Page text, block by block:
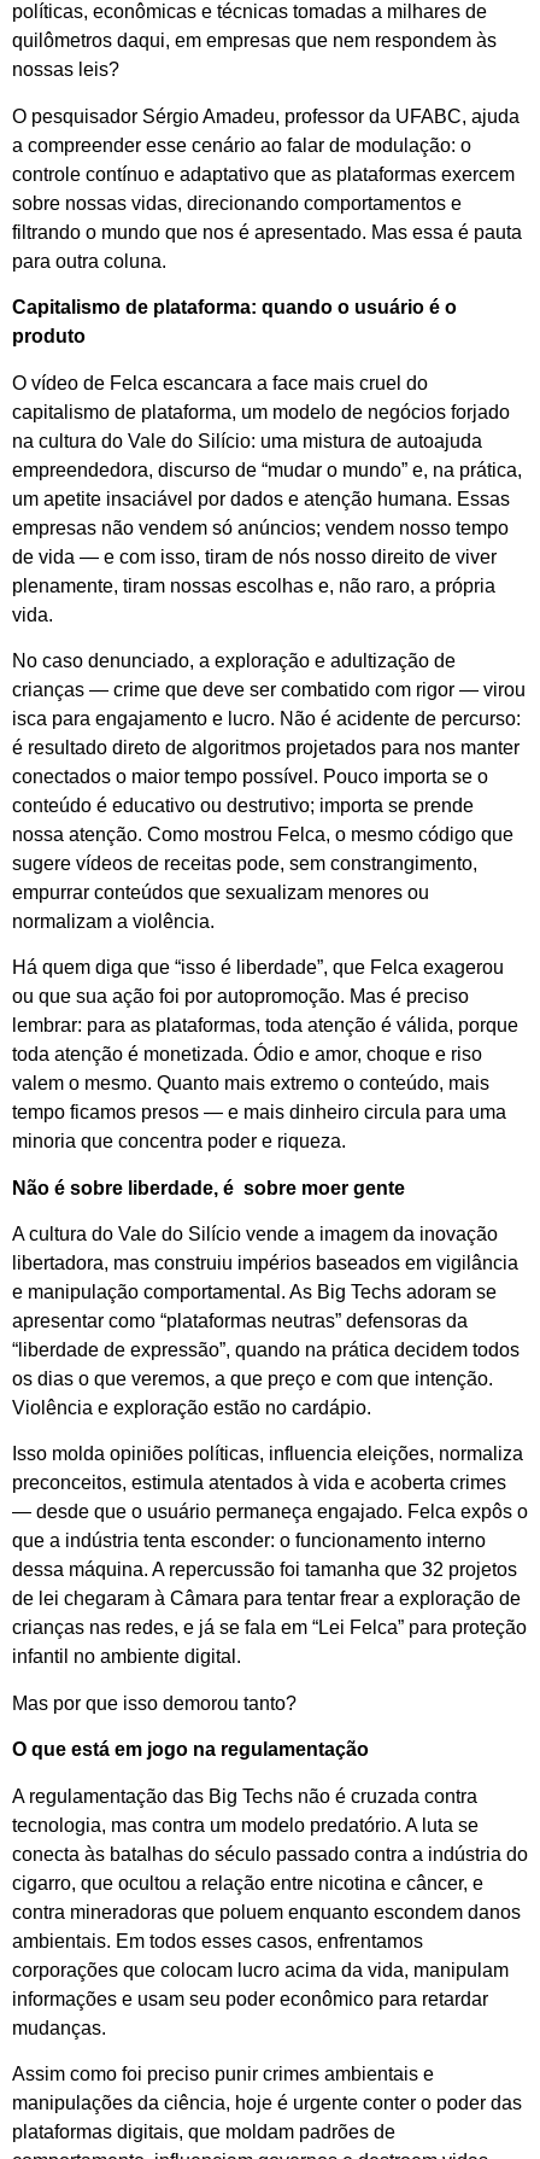
políticas, econômicas e técnicas tomadas a milhares de
quilômetros daqui, em empresas que nem respondem às
nossas leis?
O pesquisador Sérgio Amadeu, professor da UFABC, ajuda
a compreender esse cenário ao falar de modulação: o
controle contínuo e adaptativo que as plataformas exercem
sobre nossas vidas, direcionando comportamentos e
filtrando o mundo que nos é apresentado. Mas essa é pauta
para outra coluna.
Capitalismo de plataforma: quando o usuário é o
produto
O vídeo de Felca escancara a face mais cruel do
capitalismo de plataforma, um modelo de negócios forjado
na cultura do Vale do Silício: uma mistura de autoajuda
empreendedora, discurso de “mudar o mundo” e, na prática,
um apetite insaciável por dados e atenção humana. Essas
empresas não vendem só anúncios; vendem nosso tempo
de vida — e com isso, tiram de nós nosso direito de viver
plenamente, tiram nossas escolhas e, não raro, a própria
vida.
No caso denunciado, a exploração e adultização de
crianças — crime que deve ser combatido com rigor — virou
isca para engajamento e lucro. Não é acidente de percurso:
é resultado direto de algoritmos projetados para nos manter
conectados o maior tempo possível. Pouco importa se o
conteúdo é educativo ou destrutivo; importa se prende
nossa atenção. Como mostrou Felca, o mesmo código que
sugere vídeos de receitas pode, sem constrangimento,
empurrar conteúdos que sexualizam menores ou
normalizam a violência.
Há quem diga que “isso é liberdade”, que Felca exagerou
ou que sua ação foi por autopromoção. Mas é preciso
lembrar: para as plataformas, toda atenção é válida, porque
toda atenção é monetizada. Ódio e amor, choque e riso
valem o mesmo. Quanto mais extremo o conteúdo, mais
tempo ficamos presos — e mais dinheiro circula para uma
minoria que concentra poder e riqueza.
Não é sobre liberdade, é sobre moer gente
A cultura do Vale do Silício vende a imagem da inovação
libertadora, mas construiu impérios baseados em vigilância
e manipulação comportamental. As Big Techs adoram se
apresentar como “plataformas neutras” defensoras da
“liberdade de expressão”, quando na prática decidem todos
os dias o que veremos, a que preço e com que intenção.
Violência e exploração estão no cardápio.
Isso molda opiniões políticas, influencia eleições, normaliza
preconceitos, estimula atentados à vida e acoberta crimes
— desde que o usuário permaneça engajado. Felca expôs o
que a indústria tenta esconder: o funcionamento interno
dessa máquina. A repercussão foi tamanha que 32 projetos
de lei chegaram à Câmara para tentar frear a exploração de
crianças nas redes, e já se fala em “Lei Felca” para proteção
infantil no ambiente digital.
Mas por que isso demorou tanto?
O que está em jogo na regulamentação
A regulamentação das Big Techs não é cruzada contra
tecnologia, mas contra um modelo predatório. A luta se
conecta às batalhas do século passado contra a indústria do
cigarro, que ocultou a relação entre nicotina e câncer, e
contra mineradoras que poluem enquanto escondem danos
ambientais. Em todos esses casos, enfrentamos
corporações que colocam lucro acima da vida, manipulam
informações e usam seu poder econômico para retardar
mudanças.
Assim como foi preciso punir crimes ambientais e
manipulações da ciência, hoje é urgente conter o poder das
plataformas digitais, que moldam padrões de